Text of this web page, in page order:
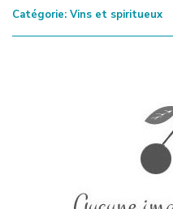
Catégorie: Vins et spiritueux